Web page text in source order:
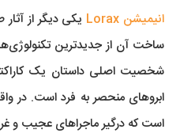
انیمیشن Lorax
یکی دیگر از
ساخت آن از جدیدترین
شخصیت اصلی داستان یک
ابروهای منحصر به‌ فرد است. در
است که درگیر ماجراهای عجیب و